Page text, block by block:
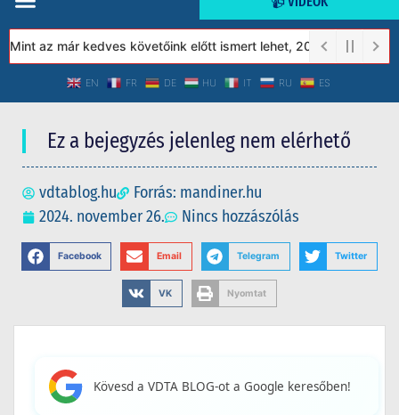
az már kedves követőink előtt ismert lehet, 2023-tól a Védett
EN FR DE HU IT RU ES
Ez a bejegyzés jelenleg nem elérhető
vdtablog.hu
Forrás: mandiner.hu
2024. november 26.
Nincs hozzászólás
Facebook Email Telegram Twitter
VK Nyomtat
Kövesd a VDTA BLOG-ot a Google keresőben!